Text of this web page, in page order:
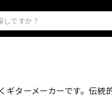
ギターメーカーです。伝